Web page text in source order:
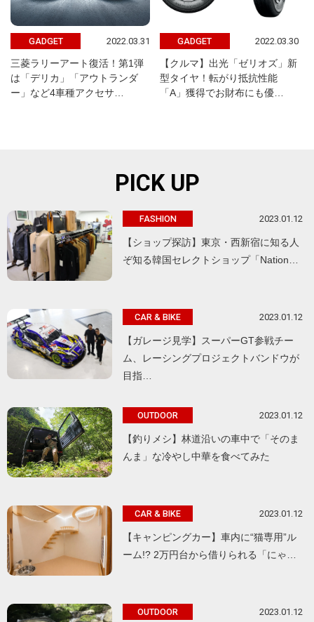
GADGET 2022.03.31
三菱ラリーアート復活！第1弾
は「デリカ」「アウトランダ
ー」など4車種アクセサ…
GADGET 2022.03.30
【クルマ】出光「ゼリオズ」新
型タイヤ！転がり抵抗性能
「A」獲得でお財布にも優…
PICK UP
FASHION 2023.01.12
【ショップ探訪】東京・西新宿に知る人
ぞ知る韓国セレクトショップ「Nation…
CAR & BIKE 2023.01.12
【ガレージ見学】スーパーGT参戦チー
ム、レーシングプロジェクトバンドウが
目指…
OUTDOOR 2023.01.12
【釣りメシ】林道沿いの車中で「そのま
んま」な冷やし中華を食べてみた
CAR & BIKE 2023.01.12
【キャンピングカー】車内に“猫専用”ル
ーム!? 2万円台から借りられる「にゃ…
OUTDOOR 2023.01.12